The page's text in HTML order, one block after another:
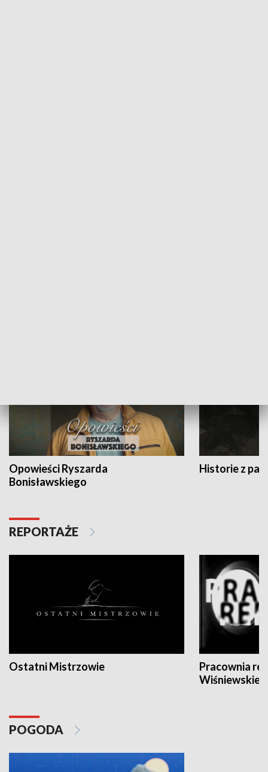
Opowieści Ryszarda
Bonisławskiego
Historie z
REPORTAŻE
Ostatni Mistrzowie
Pracownia
POGODA